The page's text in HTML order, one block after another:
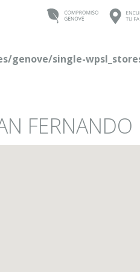
genove/single-
FERNANDO